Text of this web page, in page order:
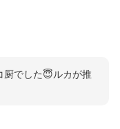
厨でした😇ルカが推